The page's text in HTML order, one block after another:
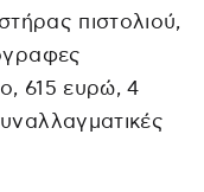
πιστολιού,
615 ευρώ, 4